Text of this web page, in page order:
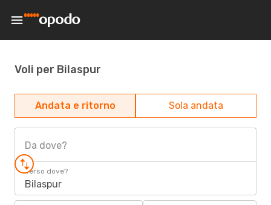
Voli per Bilaspur
Andata e ritorno Sola andata
Da dove?
Verso dove?
Bilaspur